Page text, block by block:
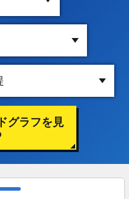
グラフを見